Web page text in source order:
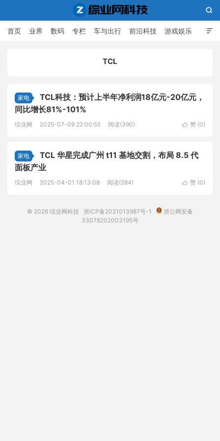

首页 业界 数码 专栏 车与出行 前沿科技 游戏娱乐

TCL
家电
TCL科技：预计上半年净利润18亿元-20亿元，
同比增长81%-101%
 赞 (0)
综业网 2025-07-09 22:00:55 阅读(390)
家电
TCL 华星完成广州 t11 基地交割，布局 8.5 代
面板产业
 赞 (0)
综业网 2025-04-01 18:13:08 阅读(284)
© 2026 综业网科技 浙ICP备2021013987号-1
浙公网安备
33078202003195号